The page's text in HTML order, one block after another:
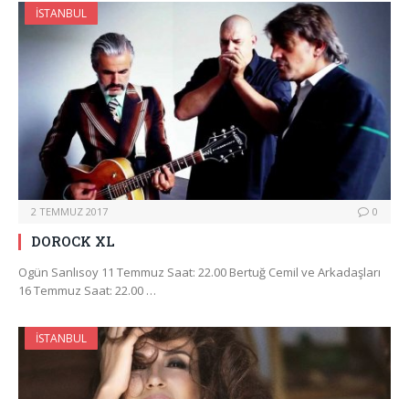
İSTANBUL
2 TEMMUZ 2017 0
DOROCK XL
Ogün Sanlısoy 11 Temmuz Saat: 22.00 Bertuğ Cemil ve Arkadaşları
16 Temmuz Saat: 22.00 …
İSTANBUL